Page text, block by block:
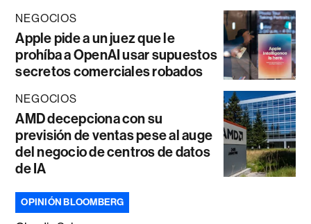
NEGOCIOS
Apple pide a un juez que le
prohíba a OpenAI usar supuestos
secretos comerciales robados
NEGOCIOS
AMD decepciona con su
previsión de ventas pese al auge
del negocio de centros de datos
de IA
OPINIÓN BLOOMBERG